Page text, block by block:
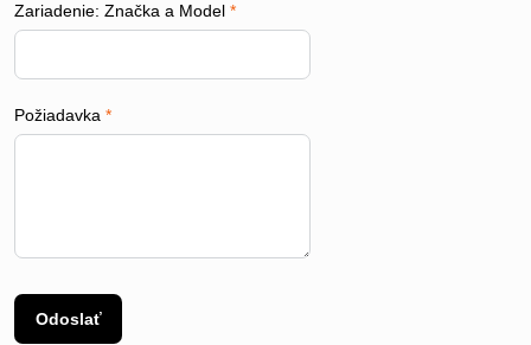
Zariadenie: Značka a Model *
Požiadavka *
Odoslať